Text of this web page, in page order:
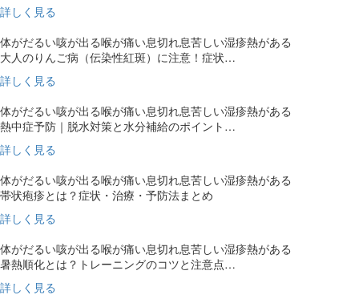
詳しく見る
体がだるい咳が出る喉が痛い息切れ息苦しい湿疹熱がある
大人のりんご病（伝染性紅斑）に注意！症状…
詳しく見る
体がだるい咳が出る喉が痛い息切れ息苦しい湿疹熱がある
熱中症予防｜脱水対策と水分補給のポイント…
詳しく見る
体がだるい咳が出る喉が痛い息切れ息苦しい湿疹熱がある
帯状疱疹とは？症状・治療・予防法まとめ
詳しく見る
体がだるい咳が出る喉が痛い息切れ息苦しい湿疹熱がある
暑熱順化とは？トレーニングのコツと注意点…
詳しく見る